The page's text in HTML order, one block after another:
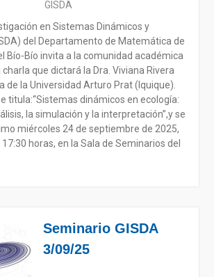
GISDA
en Sistemas Dinámicos y
del Departamento de Matemática de
Bío-Bío invita a la comunidad académica
que dictará la Dra. Viviana Rivera
de la Universidad Arturo Prat (Iquique).
titula:“Sistemas dinámicos en ecología:
la simulación y la interpretación”,y se
miércoles 24 de septiembre de 2025,
horas, en la Sala de Seminarios del
Seminario GISDA
3/09/25